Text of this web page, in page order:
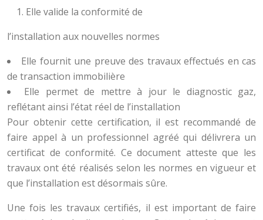
Elle valide la conformité de
l’installation aux nouvelles normes
Elle fournit une preuve des travaux effectués en cas
de transaction immobilière
Elle permet de mettre à jour le diagnostic gaz,
reflétant ainsi l’état réel de l’installation
Pour obtenir cette certification, il est recommandé de
faire appel à un professionnel agréé qui délivrera un
certificat de conformité. Ce document atteste que les
travaux ont été réalisés selon les normes en vigueur et
que l’installation est désormais sûre.
Une fois les travaux certifiés, il est important de faire